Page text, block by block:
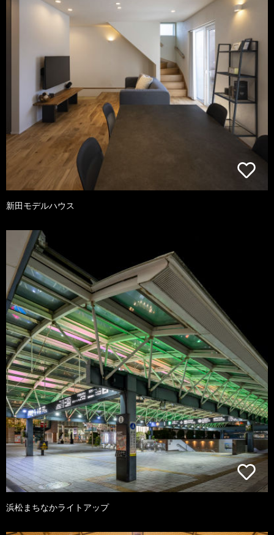
新田モデルハウス
浜松まちなかライトアップ